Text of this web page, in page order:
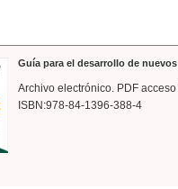
Guía para el desarrollo de
Archivo electrónico. PDF
ISBN:978-84-1396-388-4